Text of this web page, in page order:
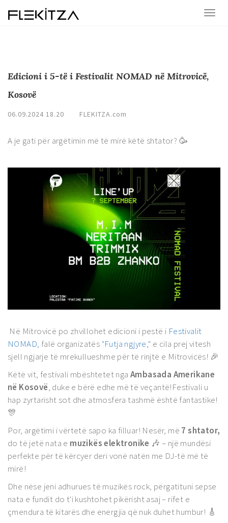
Edicioni i 5-të i Festivalit NOMAD në Mitrovicë,
Kosovë
06.09.2024 18.20 FLEKITZA.com
A je gati për argëtimin më të mirë këtë shtator? 🥳
Në Mitrovicë po zhvillohet edicioni i pestë i Festivalit
NOMAD, falë organizatës "Futja ngjyre," e cila prej vitesh
sjell ngjarje të mrekullueshme për të rinjtë e Mitrovicës! 🎉
Këtë vit, festivali mbështetet nga Ambasada Amerikane
në Kosovë, duke e bërë edhe më të veçantë!Festivali u
hap zyrtarisht sot dhe atmosfera tashmë është fantastike!
🎊
Por, argëtimi i vërtetë sapo ka filluar! Nesër, më 7 shtator,
do të jetë nata e muzikës elektronike 🎶 – një mundësi
perfekte për të kërcyer deri vonë natën me DJ-të më të
mirë!
Dhe nëse jeni adhurues të muzikës rock, përgatituni sepse
nata e fundit do t'i kushtohet pikërisht asaj – rifet e
çmendura të kitarës dhe energjia që nuk duhet humbur! 🎸